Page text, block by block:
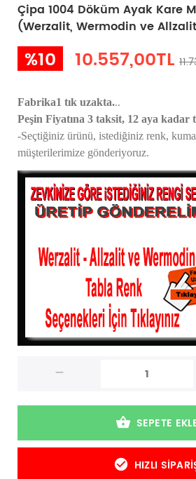
Çipa 1004 Döküm Ayak Kare
(Werzalit, Wermodin ve
%10 10.557,00TL
Fabrika1 tık uzakta...
Peşin Fiyatına 3 taksit, 12 aya kadar
-Seçtiğiniz ürünü, istediğiniz renk,
müşterilerimize gönderiyoruz.
-
SEPETE
HIZLI